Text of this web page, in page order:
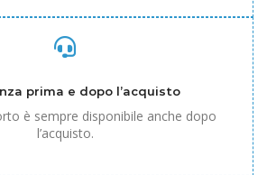
prima e dopo l’acquisto
è sempre disponibile anche dopo
l’acquisto.